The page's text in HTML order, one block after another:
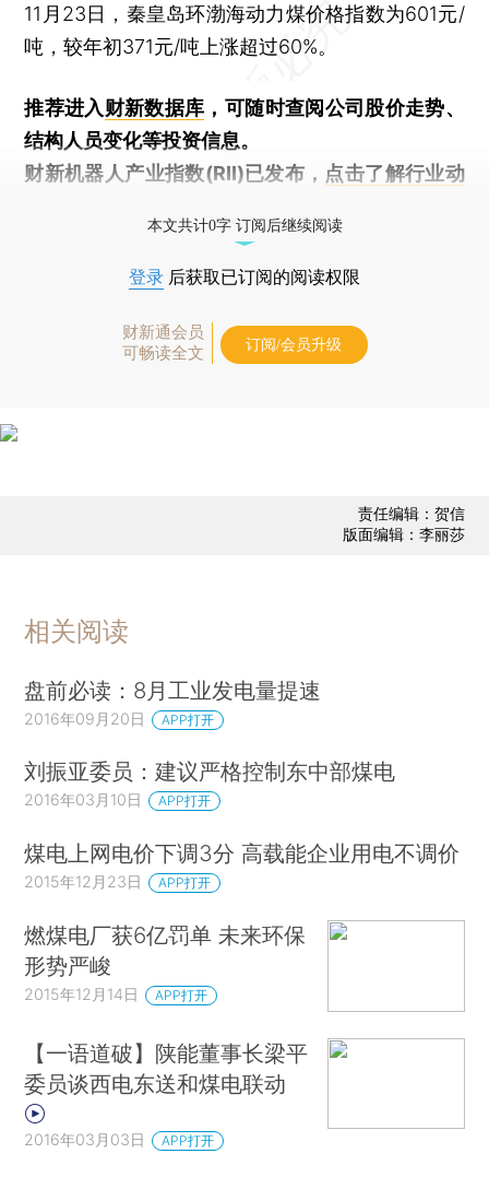
11月23日，秦皇岛环渤海动力煤价格指数为601元/
吨，较年初371元/吨上涨超过60%。
推荐进入财新数据库 ，可随时查阅公司股价走势、
结构人员变化等投资信息。
财新机器人产业指数(RII)已发布， 点击了解行业动
本文共计0字 订阅后继续阅读
登录 后获取已订阅的阅读权限
财新通会员
可畅读全文
订阅/会员升级
责任编辑：贺信
版面编辑：李丽莎
相关阅读
盘前必读：8月工业发电量提速
2016年09月20日 APP打开
刘振亚委员：建议严格控制东中部煤电
2016年03月10日 APP打开
煤电上网电价下调3分 高载能企业用电不调价
2015年12月23日 APP打开
燃煤电厂获6亿罚单 未来环保
形势严峻
2015年12月14日 APP打开
【一语道破】陕能董事长梁平
委员谈西电东送和煤电联动
2016年03月03日 APP打开